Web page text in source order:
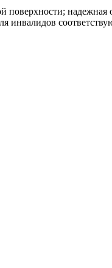
поверхности;
инвалидов